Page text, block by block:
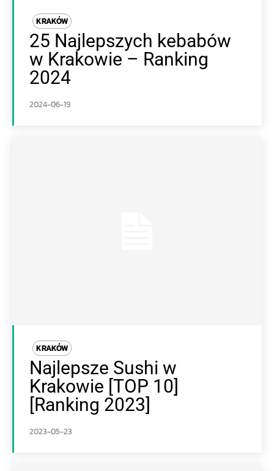
KRAKÓW
25 Najlepszych kebabów
w Krakowie – Ranking
2024
2024-06-19
KRAKÓW
Najlepsze Sushi w
Krakowie [TOP 10]
[Ranking 2023]
2023-05-23